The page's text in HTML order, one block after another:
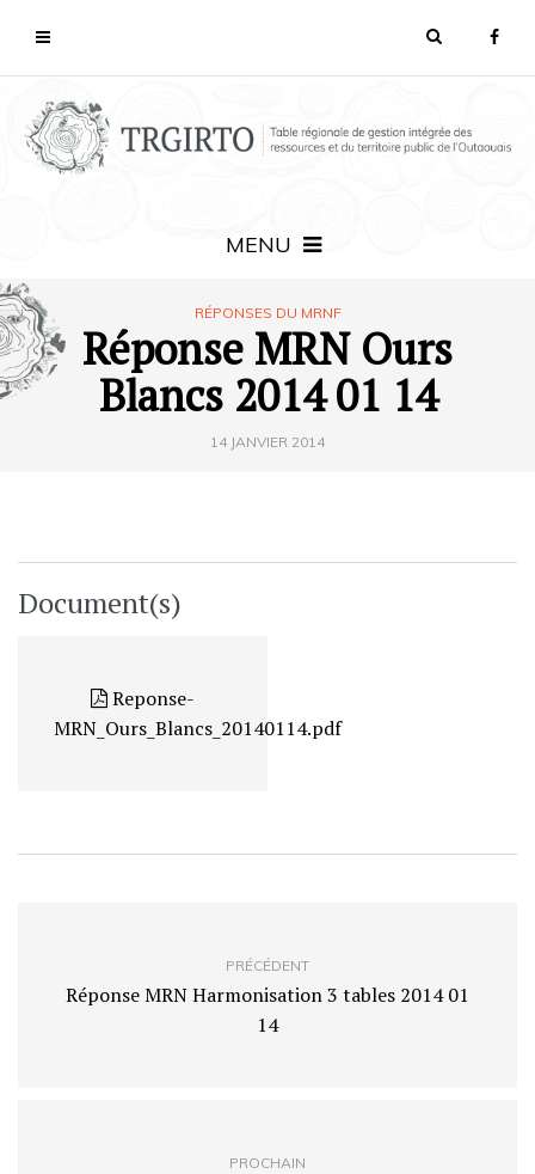
MENU
RÉPONSES DU MRNF
Réponse MRN Ours
Blancs 2014 01 14
14 JANVIER 2014
Document(s)
Reponse-
MRN_Ours_Blancs_20140114.pdf
PRÉCÉDENT
Réponse MRN Harmonisation 3 tables 2014 01
14
PROCHAIN